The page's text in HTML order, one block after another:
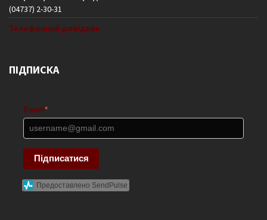
(04737) 2-30-31
Телефонний довідник
ПІДПИСКА
Email *
Підписатися
Предоставлено SendPulse